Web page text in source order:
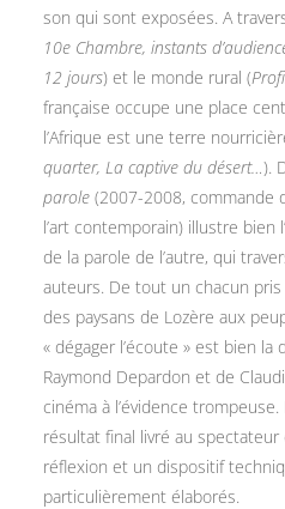
son qui sont exposées. A
10e Chambre, instants
12 jours) et le monde rural (
française occupe une place
l’Afrique est une terre
quarter, La captive du désert… ).
parole (2007-2008, commande
l’art contemporain) illustre bien
de la parole de l’autre, qui
auteurs. De tout un chacun
des paysans de Lozère aux
« dégager l’écoute » est bien la
Raymond Depardon et de
cinéma à l’évidence
résultat final livré au
réflexion et un dispositif
particulièrement élaborés.